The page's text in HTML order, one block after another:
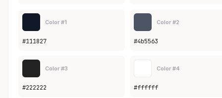
Color #1
#111827
Color #2
#4b5563
Color #3
#222222
Color #4
#ffffff